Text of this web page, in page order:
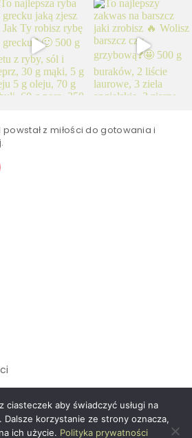
z miłości do gotowania i
ciasteczek aby świadczyć usługi na
Dalsze korzystanie ze strony oznacza,
ich użycie. Polityka prywatności